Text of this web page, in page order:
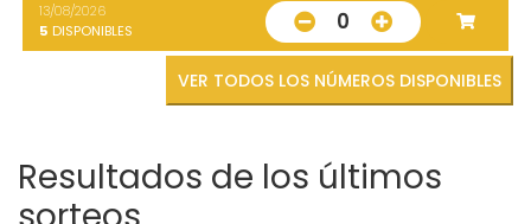
13/08/2026
5 DISPONIBLES 0
VER TODOS LOS NÚMEROS DISPONIBLES
Resultados de los últimos